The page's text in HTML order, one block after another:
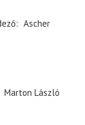
Ascher
Marton László